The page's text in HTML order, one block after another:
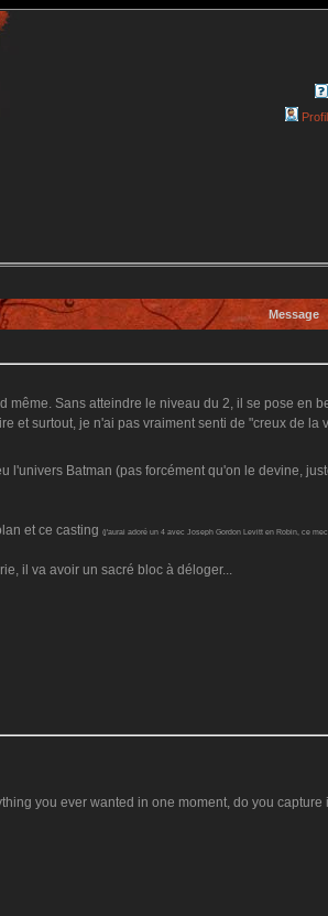
Profil
Message
même. Sans atteindre le niveau du 2, il se pose
et surtout, je n'ai pas vraiment senti de "creux de la
l'univers Batman (pas forcément qu'on le devine,
et ce casting (j'aurai adoré un 4 avec Joseph Gordon Levitt en Robin, ce
il va avoir un sacré bloc à déloger...
you ever wanted in one moment, do you capture